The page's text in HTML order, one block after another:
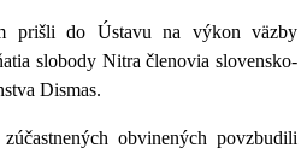
prišli do Ústavu na výkon väzby
slobody Nitra členovia slovensko-
Dismas.
obvinených povzbudili